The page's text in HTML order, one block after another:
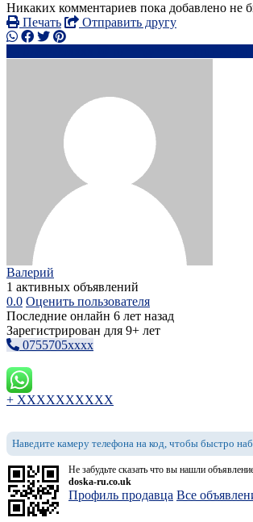
Никаких комментариев пока добавлено не
Печать
Отправить другу
Валерий
1 активных объявлений
0.0 Оценить пользователя
Последние онлайн 6 лет назад
Зарегистрирован для 9+ лет
0755705xxxx
+ XXXXXXXXXX
Наведите камеру телефона на код, чтобы быстро
Не забудьте сказать что вы нашли
doska-ru.co.uk
Профиль продавца Все